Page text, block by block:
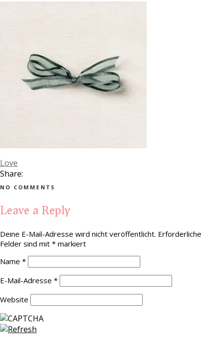
Love
Share:
NO COMMENTS
Leave a Reply
Deine E-Mail-Adresse wird nicht veröffentlicht. Erforderliche
Felder sind mit * markiert
Name *
E-Mail-Adresse *
Website